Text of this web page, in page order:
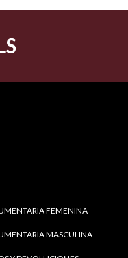
FEMENINA
MASCULINA